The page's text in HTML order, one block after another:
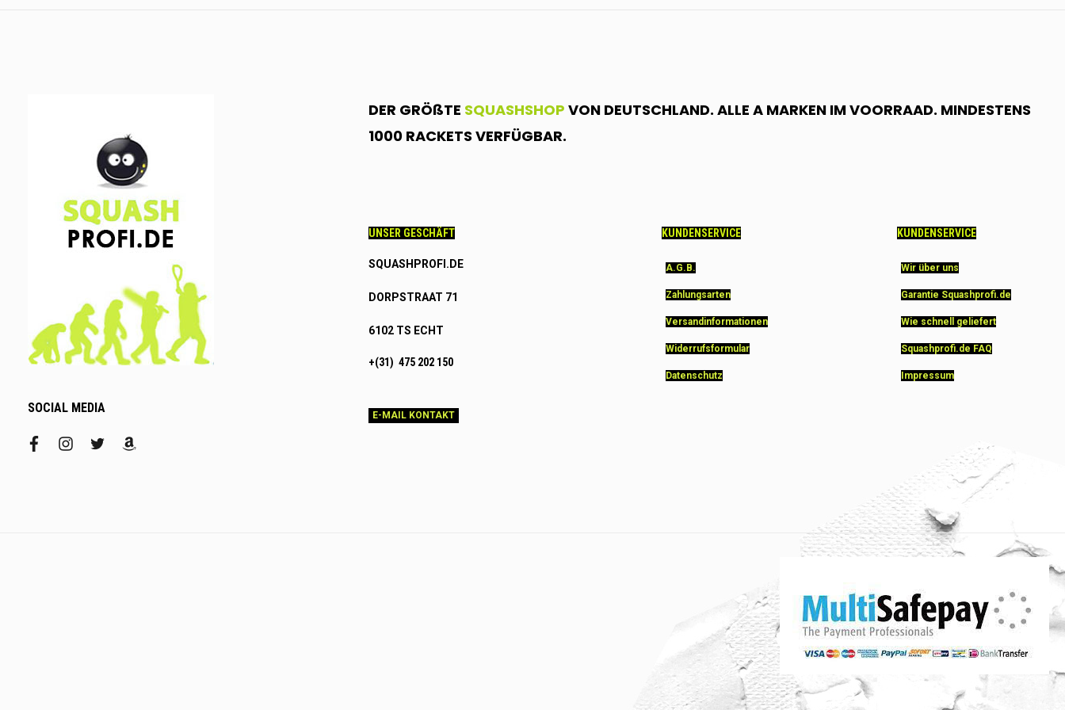
SOCIAL MEDIA
facebookinstagram
twitteramazon
DER GRÖßTE SQUASHSHOP VON DEUTSCHLAND. ALLE A MARKEN IM VOORRAAD. MINDESTENS
1000 RACKETS VERFÜGBAR.
UNSER GESCHÄFT
SQUASHPROFI.DE
DORPSTRAAT 71
6102 TS ECHT
+(31) 475 202 150
E-MAIL KONTAKT
KUNDENSERVICE
A.G.B.
Zahlungsarten
Versandinformationen
Widerrufsformular
Datenschutz
KUNDENSERVICE
Wir über uns
Garantie Squashprofi.de
Wie schnell geliefert
Squashprofi.de FAQ
Impressum